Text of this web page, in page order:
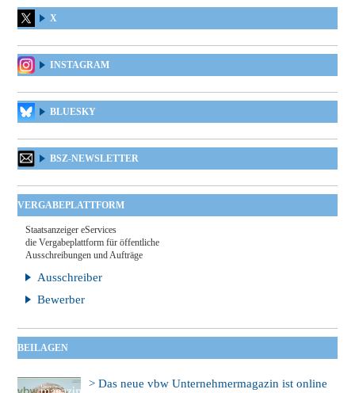
X
INSTAGRAM
BLUESKY
BSZ-NEWSLETTER
VERGABEPLATTFORM
Staatsanzeiger eServices
die Vergabeplattform für öffentliche
Ausschreibungen und Aufträge
Ausschreiber
Bewerber
BEILAGEN
> Das neue vbw Unternehmermagazin ist online